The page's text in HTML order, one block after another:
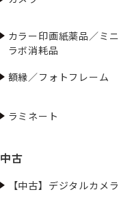
カラー印画紙薬品／ミニ
ラボ消耗品
額縁／フォトフレーム
ラミネート
中古
【中古】デジタルカメラ